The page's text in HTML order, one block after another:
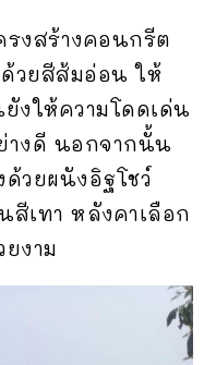
งสร้างคอนกรีต
วยสีส้มอ่อน ให้
งให้ความโดดเด่น
างดี นอกจากนั้น
วยผนังอิฐโชว์
เทา หลังคาเลือก
งาม